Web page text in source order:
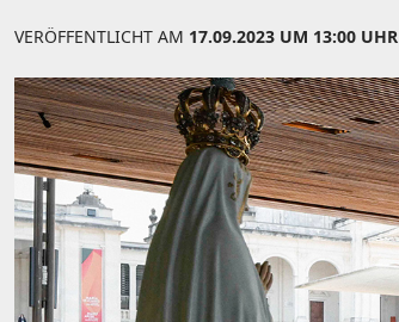
VERÖFFENTLICHT AM 17.09.2023 UM 13:00 UHR